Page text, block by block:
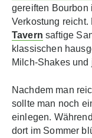
gereiften Bourbon
Verkostung
Tavern saftige
klassischen
Milch-Shakes
Nachdem man
sollte man noch
einlegen.
dort im Sommer